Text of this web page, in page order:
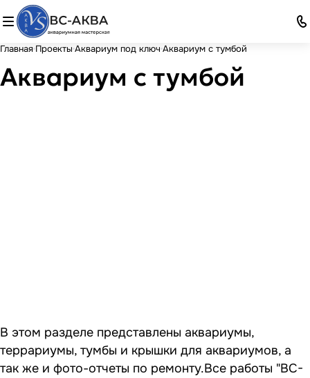
Главная Проекты Аквариум под ключ Аквариум с тумбой
Аквариум с тумбой
В этом разделе представлены аквариумы,
террариумы, тумбы и крышки для аквариумов, а
так же и фото-отчеты по ремонту.Все работы "ВС-